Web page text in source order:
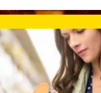
und Pflichten im